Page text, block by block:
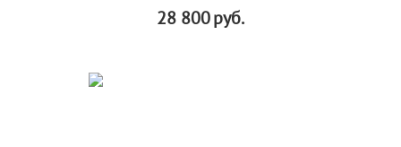
28 800руб.